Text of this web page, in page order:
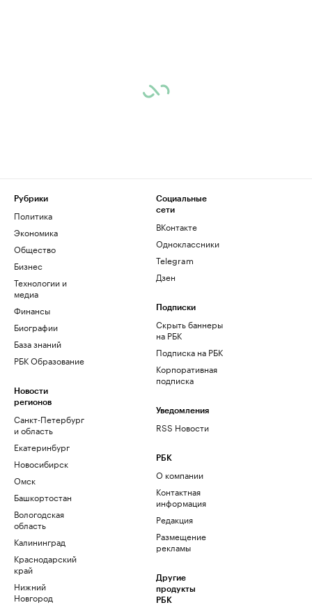
Рубрики
Политика
Экономика
Общество
Бизнес
Технологии и
медиа
Финансы
Биографии
База знаний
РБК Образование
Новости
регионов
Санкт-Петербург
и область
Екатеринбург
Новосибирск
Омск
Башкортостан
Вологодская
область
Калининград
Краснодарский
край
Нижний
Новгород
Социальные
сети
ВКонтакте
Одноклассники
Telegram
Дзен
Подписки
Скрыть баннеры
на РБК
Подписка на РБК
Корпоративная
подписка
Уведомления
RSS Новости
РБК
О компании
Контактная
информация
Редакция
Размещение
рекламы
Другие
продукты
РБК